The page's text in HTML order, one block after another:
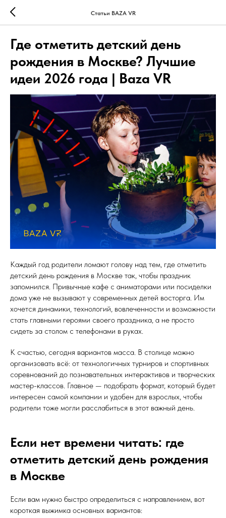
Статьи BAZA VR
Где отметить детский день
рождения в Москве? Лучшие
идеи 2026 года | Baza VR
Каждый год родители ломают голову над тем, где отметить
детский день рождения в Москве так, чтобы праздник
запомнился. Привычные кафе с аниматорами или посиделки
дома уже не вызывают у современных детей восторга. Им
хочется динамики, технологий, вовлеченности и возможности
стать главными героями своего праздника, а не просто
сидеть за столом с телефонами в руках.
К счастью, сегодня вариантов масса. В столице можно
организовать всё: от технологичных турниров и спортивных
соревнований до познавательных интерактивов и творческих
мастер-классов. Главное — подобрать формат, который будет
интересен самой компании и удобен для взрослых, чтобы
родители тоже могли расслабиться в этот важный день.
Если нет времени читать: где
отметить детский день рождения
в Москве
Если вам нужно быстро определиться с направлением, вот
короткая выжимка основных вариантов: